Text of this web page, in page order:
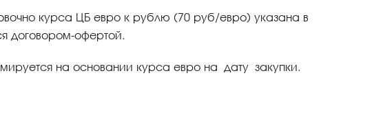
курса ЦБ евро к рублю (70 руб/евро) указана в
договором-офертой.
на основании курса евро на дату закупки.